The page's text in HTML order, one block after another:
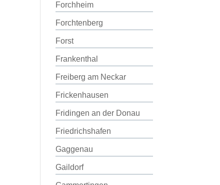
Forchheim
Forchtenberg
Forst
Frankenthal
Freiberg am Neckar
Frickenhausen
Fridingen an der Donau
Friedrichshafen
Gaggenau
Gaildorf